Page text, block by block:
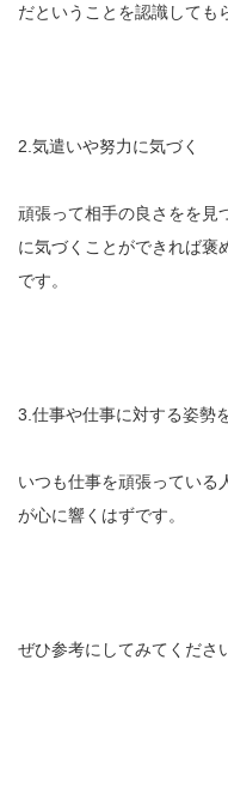
だということを認識しても
2.気遣いや努力に気づく
頑張って相手の良さをを見
に気づくことができれば褒
です。
3.仕事や仕事に対する姿勢
いつも仕事を頑張っている
が心に響くはずです。
ぜひ参考にしてみてくださ